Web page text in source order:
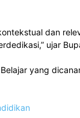
dan
ujar
yang